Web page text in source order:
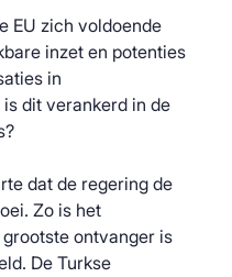
EU zich voldoende
inzet en potenties
in
dit verankerd in de
dat de regering de
Zo is het
ontvanger is
De Turkse